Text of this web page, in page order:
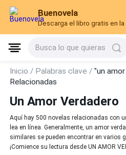
Buenovela
Descarga el libro gratis en la
Busca lo que quieras
Inicio / Palabras clave /"un
Relacionadas
Un Amor Verdadero
Aquí hay 500 novelas relacionadas con
lea en línea. Generalmente, un amor
similares se pueden encontrar en varios
¡Comience su lectura desde UN AMOR